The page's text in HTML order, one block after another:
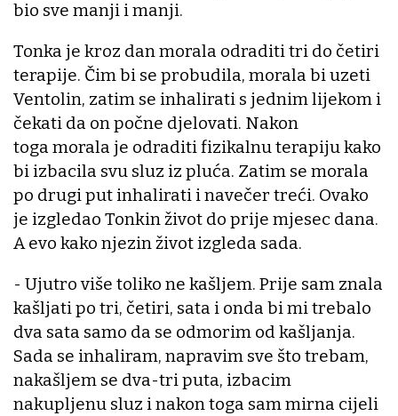
bio sve manji i manji.
Tonka je kroz dan morala odraditi tri do četiri
terapije. Čim bi se probudila, morala bi uzeti
Ventolin, zatim se inhalirati s jednim lijekom i
čekati da on počne djelovati. Nakon
toga morala je odraditi fizikalnu terapiju kako
bi izbacila svu sluz iz pluća. Zatim se morala
po drugi put inhalirati i navečer treći. Ovako
je izgledao Tonkin život do prije mjesec dana.
A evo kako njezin život izgleda sada.
- Ujutro više toliko ne kašljem. Prije sam znala
kašljati po tri, četiri, sata i onda bi mi trebalo
dva sata samo da se odmorim od kašljanja.
Sada se inhaliram, napravim sve što trebam,
nakašljem se dva-tri puta, izbacim
nakupljenu sluz i nakon toga sam mirna cijeli